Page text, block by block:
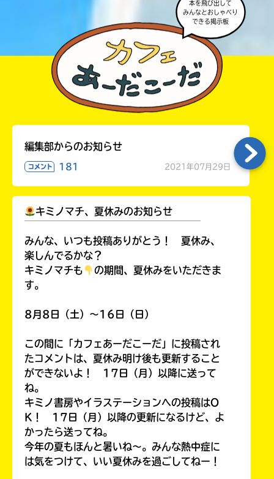
書店に届いた
みんなからのお手紙が
このマチのことを
もっと知りたい
キミに
本を飛び出して
みんなとおしゃべり
できる掲示板
編集部からのお知らせ
コメント 181 2021年07月29日
キミノマチ、夏休みのお知らせ
みんな、いつも投稿ありがとう！ 夏休み、
楽しんでるかな？
キミノマチも
の期間、夏休みをいただきま
す。
8月8日（土）～16日（日）
この間に「カフェあーだこーだ」に投稿され
たコメントは、夏休み明け後も更新すること
ができないよ！ 17日（月）以降に送って
ね。
キミノ書房やイラステーションへの投稿はO
K！ 17日（月）以降の更新になるけど、よ
かったら送ってね。
今年の夏もほんと暑いね～。みんな熱中症に
は気をつけて、いい夏休みを過ごしてねー！